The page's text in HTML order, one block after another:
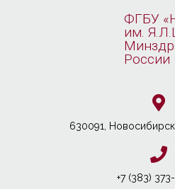
ФГБУ
им.
России
630091,
+7 (383)